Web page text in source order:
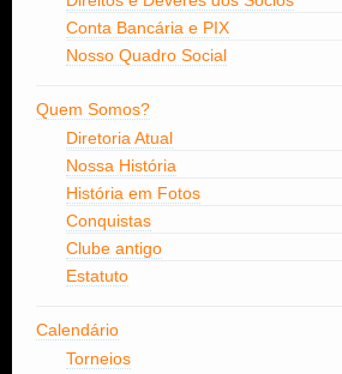
Conta Bancária e PIX
Nosso Quadro Social
Quem Somos?
Diretoria Atual
Nossa História
História em Fotos
Conquistas
Clube antigo
Estatuto
Calendário
Torneios